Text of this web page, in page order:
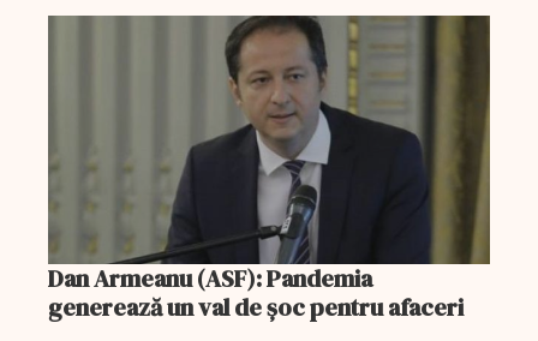
Dan Armeanu (ASF): Pandemia
generează un val de şoc pentru afaceri